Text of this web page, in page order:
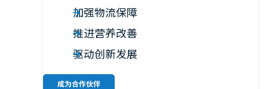
加强物流保障
推进营养改善
驱动创新发展
成为合作伙伴